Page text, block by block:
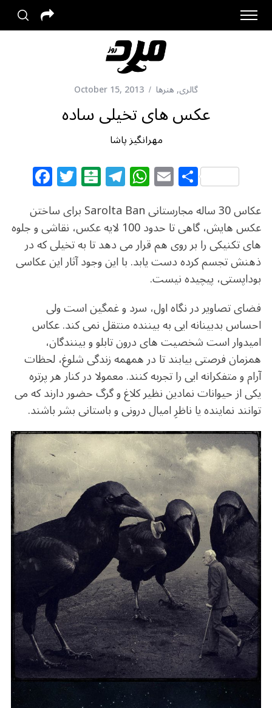
گالری,هنرها October 15, 2013
عکس های تخیلی ساده
مهرانگیز پاشا
F
a
c
e
b
o
ok
T
w
itt
e
r
B
al
at
ar
in
T
el
e
g
ra
m
W
h
at
s
A
p
p
E
m
ai
l
S
h
ar
e
عکاس 30 ساله مجارستانی Sarolta Ban برای ساختن
عکس هایش، گاهی تا حدود 100 لایه عکس، نقاشی و جلوه
های تکنیکی را بر روی هم قرار می دهد تا به تخیلی که در
ذهنش تجسم کرده دست یابد. با این وجود آثار این عکاسی
بوداپستی، پیچیده نیست.
فضای تصاویر در نگاه اول، سرد و غمگین است ولی
احساس بدبینانه ایی به بیننده منتقل نمی کند. عکاس
امیدوار است شخصیت های درون تابلو و بینندگان،
همزمان فرصتی بیابند تا در همهمه زندگی شلوغ، لحظات
آرام و متفکرانه ایی را تجربه کنند. معمولا در کنار هر پرتره
یکی از حیوانات نمادین نظیر کلاغ و گرگ حضور دارند که می
توانند نماینده یا ناظرِ امیال درونی و باستانی بشر باشند.